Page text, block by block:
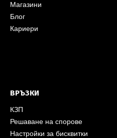
Магазини
Блог
Кариери
ВРЪЗКИ
КЗП
Решаване на спорове
Настройки за бисквитки